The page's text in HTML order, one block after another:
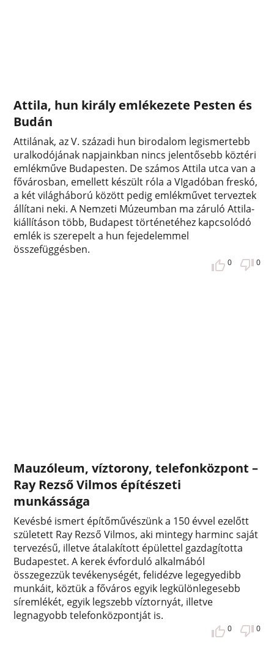
Attila, hun király emlékezete Pesten és
Budán
Attilának, az V. századi hun birodalom legismertebb
uralkodójának napjainkban nincs jelentősebb köztéri
emlékműve Budapesten. De számos Attila utca van a
fővárosban, emellett készült róla a VIgadóban freskó,
a két világháború között pedig emlékművet terveztek
állítani neki. A Nemzeti Múzeumban ma záruló Attila-
kiállításon több, Budapest történetéhez kapcsolódó
emlék is szerepelt a hun fejedelemmel
összefüggésben.
0 0
Mauzóleum, víztorony, telefonközpont –
Ray Rezső Vilmos építészeti
munkássága
Kevésbé ismert építőművészünk a 150 évvel ezelőtt
született Ray Rezső Vilmos, aki mintegy harminc saját
tervezésű, illetve átalakított épülettel gazdagította
Budapestet. A kerek évforduló alkalmából
összegezzük tevékenységét, felidézve legegyedibb
munkáit, köztük a főváros egyik legkülönlegesebb
síremlékét, egyik legszebb víztornyát, illetve
legnagyobb telefonközpontját is.
0 0